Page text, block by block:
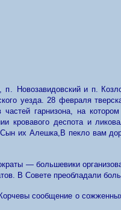
п. Новозавидовский и п.
уезда.28 февраля
гарнизона, на
кровавого деспота и
Сын их Алешка, В пекло вам
— большевики
В Совете преобладали
сообщение о